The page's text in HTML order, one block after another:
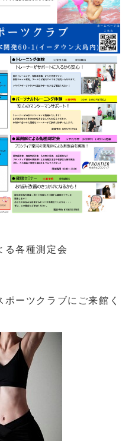
る各種測定会
ーツクラブにご来館く